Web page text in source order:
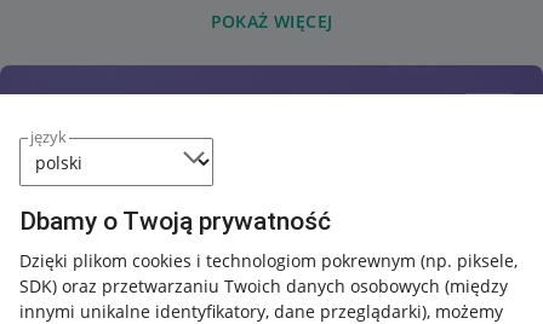
język
Dbamy o Twoją prywatność
Dzięki plikom cookies i technologiom pokrewnym (np. piksele,
SDK) oraz przetwarzaniu Twoich danych osobowych (między
innymi unikalne identyfikatory, dane przeglądarki), możemy
POKAŻ WIĘCEJ